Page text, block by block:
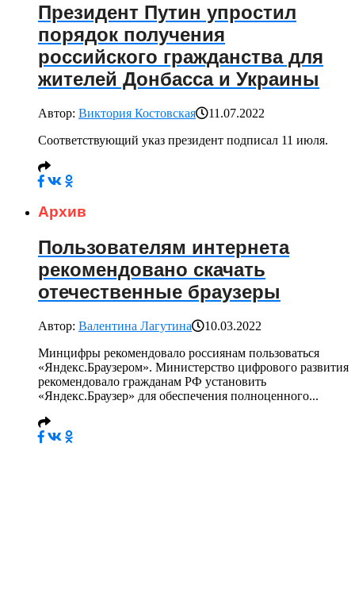
Президент Путин упростил
порядок получения
российского гражданства для
жителей Донбасса и Украины
Автор: Виктория Костовская
11.07.2022
Соответствующий указ президент подписал 11 июля.
Архив
Пользователям интернета
рекомендовано скачать
отечественные браузеры
Автор: Валентина Лагутина
10.03.2022
Минцифры рекомендовало россиянам пользоваться
«Яндекс.Браузером». Министерство цифрового развития
рекомендовало гражданам РФ установить
«Яндекс.Браузер» для обеспечения полноценного...